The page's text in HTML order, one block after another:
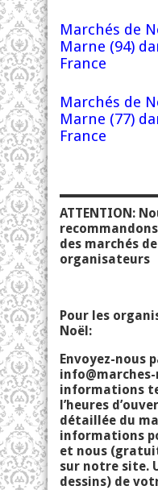
Marchés de
Marne (94)
France
Marchés de
Marne (77)
France
ATTENTION:
des marchés
organisateurs
Pour les
Noël:
Envoyez-nous
informations
l’heures
détaillée du
informations
et nous
sur notre site.
dessins) de